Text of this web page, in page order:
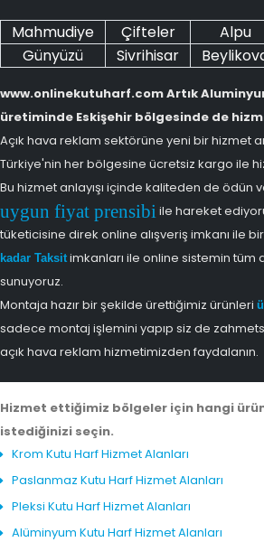
Mahmudiye Çifteler Alpu
Günyüzü
Sivrihisar
www.onlinekutuharf.com Artık
üretiminde Eskişehir bölgesinde de
Açık hava reklam sektörüne yeni bir hizmet
Türkiye'nin her bölgesine ücretsiz kargo ile
Bu hizmet anlayışı içinde kaliteden de ödün
uygun fiyat prensibi ile hareket
tüketicisine direk online alışveriş imkanı ile
kadar Taksitimkanları ile online sistemin tüm
sunuyoruz.
Montaja hazır bir şekilde ürettiğimiz ürünleri
sadece montaj işlemini yapıp siz de
açık hava reklam hizmetimizden faydalanın.
Hizmet ettiğimiz bölgeler için hangi
istediğinizi seçin.
Krom Kutu Harf Hizmet Alanları
Paslanmaz Kutu Harf Hizmet Alanları
Pleksi Kutu Harf Hizmet Alanları
Alüminyum Kutu Harf Hizmet Alanları